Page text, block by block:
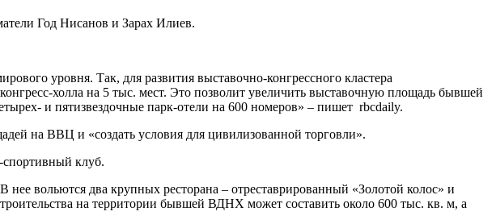
Год Нисанов и Зарах Илиев.
уровня. Так, для развития выставочно-конгрессного кластера
холла на 5 тыс. мест. Это позволит увеличить выставочную площадь бывшей
и пятизвездочные парк-отели на 600 номеров» – пишет rbcdaily.
на ВВЦ и «создать условия для цивилизованной торговли».
спортивный клуб.
вольются два крупных ресторана – отреставрированный «Золотой колос» и
на территории бывшей ВДНХ может составить около 600 тыс. кв. м, а